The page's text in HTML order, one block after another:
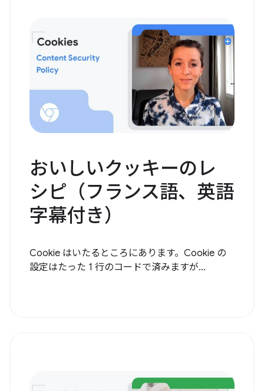
おいしいクッキーのレ
シピ（フランス語、英語
字幕付き）
Cookie はいたるところにあります。Cookie の
設定はたった 1 行のコードで済みますが...